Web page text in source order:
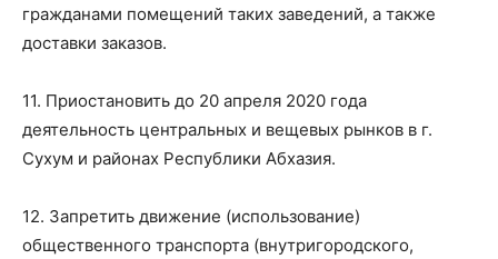
гражданами помещений таких заведений, а также
доставки заказов.
11. Приостановить до 20 апреля 2020 года
деятельность центральных и вещевых рынков в г.
Сухум и районах Республики Абхазия.
12. Запретить движение (использование)
общественного транспорта (внутригородского,